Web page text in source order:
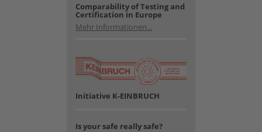
Comparability of Testing and
Certification in Europe
Mehr Informationen...
Initiative K-EINBRUCH
Is your safe really safe?